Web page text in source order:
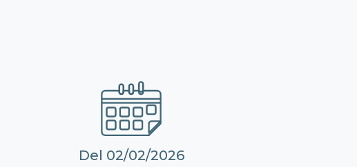
Del 02/02/2026